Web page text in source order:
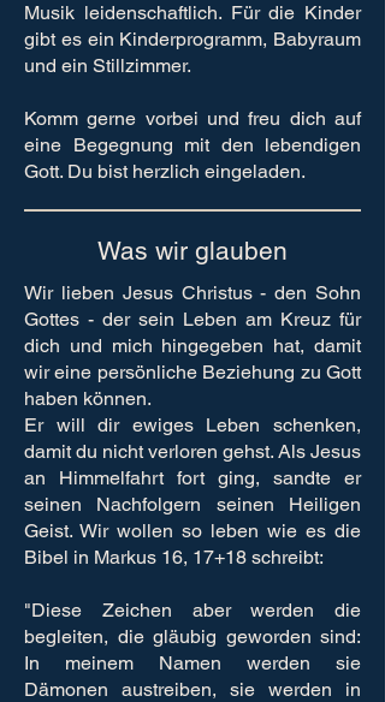
Musik leidenschaftlich. Für die Kinder
gibt es ein Kinderprogramm, Babyraum
und ein Stillzimmer.
Komm gerne vorbei und freu dich auf
eine Begegnung mit den lebendigen
Gott. Du bist herzlich eingeladen.
Was wir glauben
Wir lieben Jesus Christus - den Sohn
Gottes - der sein Leben am Kreuz für
dich und mich hingegeben hat, damit
wir eine persönliche Beziehung zu Gott
haben können.
Er will dir ewiges Leben schenken,
damit du nicht verloren gehst. Als Jesus
an Himmelfahrt fort ging, sandte er
seinen Nachfolgern seinen Heiligen
Geist. Wir wollen so leben wie es die
Bibel in Markus 16, 17+18 schreibt:
"Diese Zeichen aber werden die
begleiten, die gläubig geworden sind:
In meinem Namen werden sie
Dämonen austreiben, sie werden in